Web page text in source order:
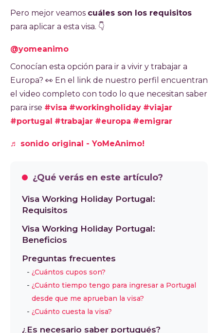
efectivo tras revisión documental. El proceso
puede demorar entre 40 y 60 días, y una vez
aprobada, se debe ingresar a Portugal dentro
de los 90 días. Hay 100 cupos por año,
distribuidos entre la Embajada en Buenos
Aires y el Consulado de Córdoba. La visa es de
múltiples entradas, permite trabajar hasta seis
meses y estudiar hasta seis meses. No se exige
sencilla para quienes buscan una experiencia
Pero mejor veamos cuáles son los requisitos
para aplicar a esta visa. 👇
@yomeanimo
Conocían esta opción para ir a vivir y trabajar a
Europa? 👀​ En el link de nuestro perfil encuentran
el video completo con todo lo que necesitan saber
para irse #visa #workingholiday #viajar
#portugal #trabajar #europa #emigrar
♬ sonido original - YoMeAnimo!
¿Qué verás en este artículo?
Visa Working Holiday Portugal:
Requisitos
Visa Working Holiday Portugal:
Beneficios
Preguntas frecuentes
¿Cuántos cupos son?
¿Cuánto tiempo tengo para ingresar a Portugal
desde que me aprueban la visa?
¿Cuánto cuesta la visa?
¿Es necesario saber portugués?